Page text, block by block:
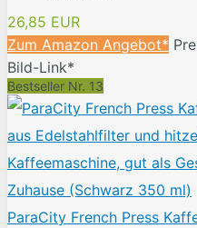
26,85 EUR
Zum Amazon Angebot*
Bild-Link*
Bestseller Nr. 13
ParaCity French Press